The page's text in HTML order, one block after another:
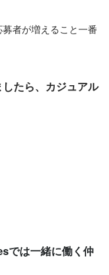
者が増えること一番
たら、カジュアル
では一緒に働く仲